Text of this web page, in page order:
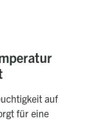
auf
für eine